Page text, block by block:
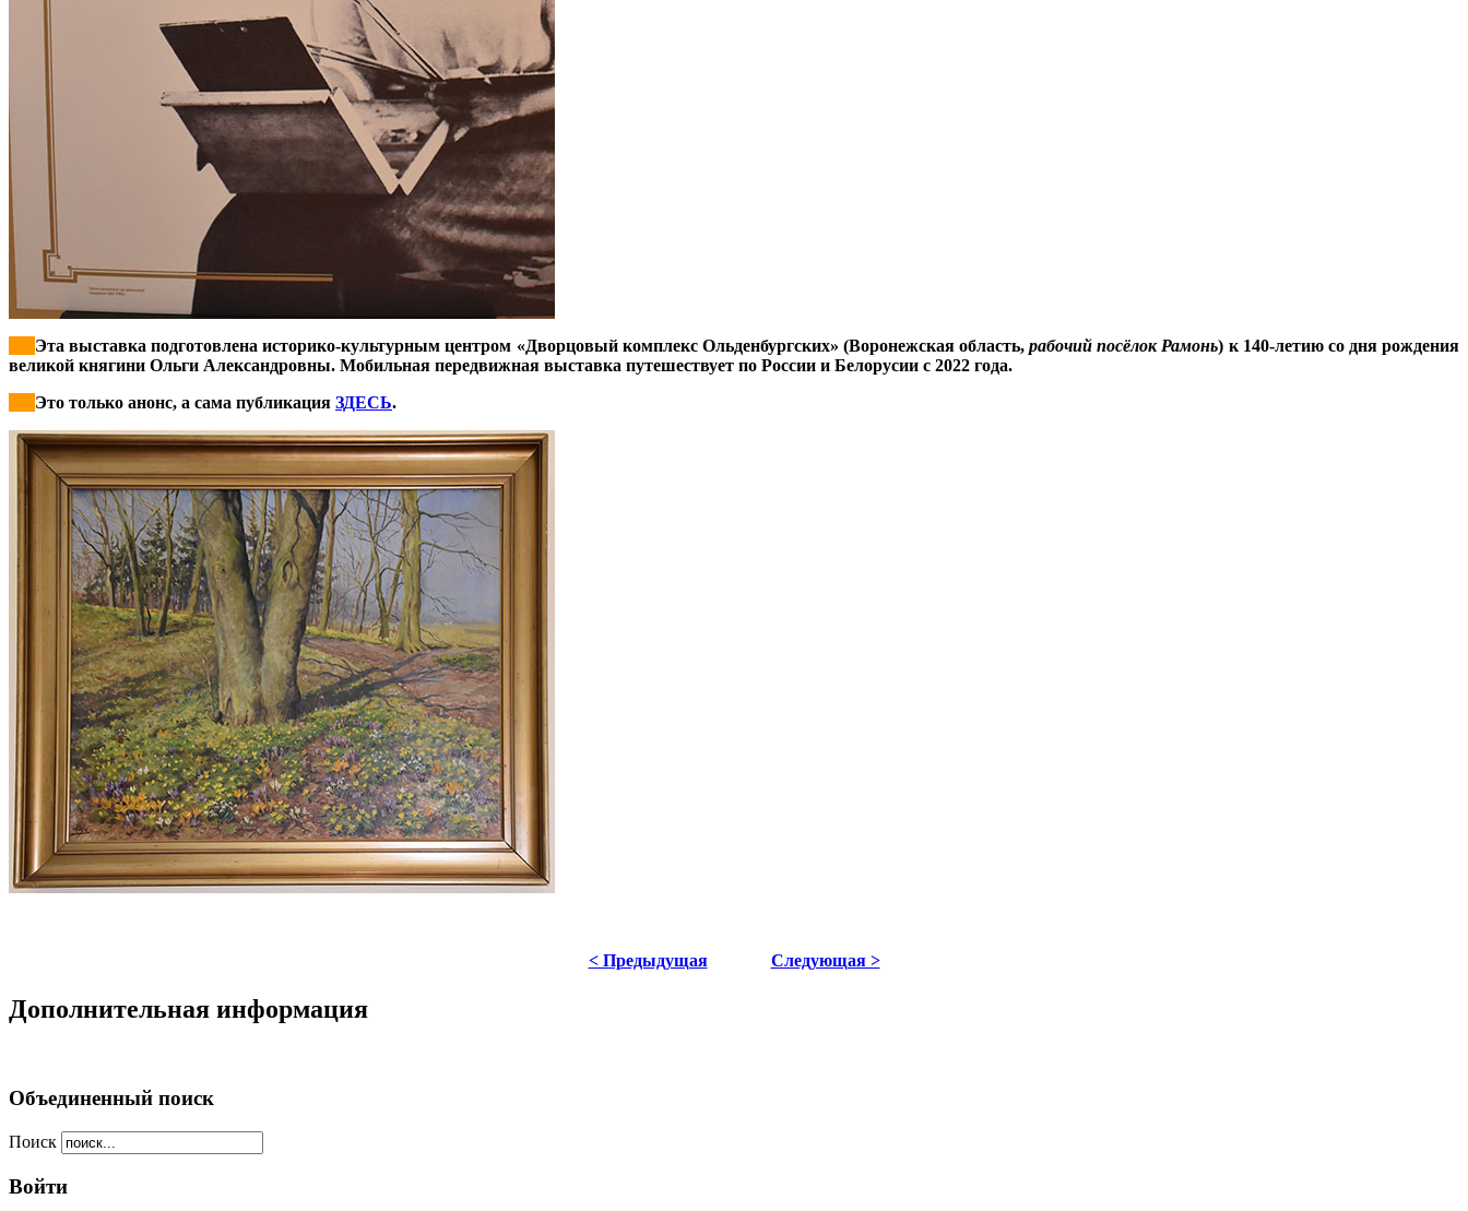
Эта выставка подготовлена историко-культурным центром «Дворцовый комплекс Ольденбургских» (Воронежская область,рабочий посёлок Рамонь) к 140-летию со дня рождения
великой княгини Ольги Александровны. Мобильная передвижная выставка путешествует по России и Белорусии с 2022 года.
Это только анонс, а сама публикация ЗДЕСЬ.
< Предыдущая Следующая >
Дополнительная информация
Объединенный поиск
Поиск
Войти